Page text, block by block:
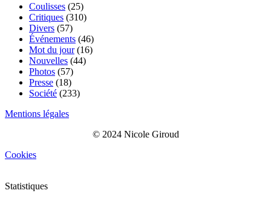
Coulisses (25)
Critiques (310)
Divers (57)
Événements (46)
Mot du jour(16)
Nouvelles (44)
Photos (57)
Presse (18)
Société (233)
Mentions légales
© 2024 Nicole Giroud
Cookies
Statistiques